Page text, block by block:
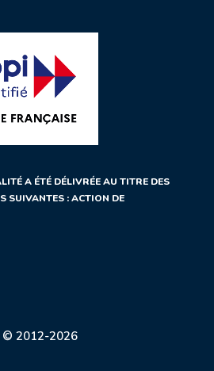
A ÉTÉ DÉLIVRÉE AU TITRE DES
SUIVANTES : ACTION DE
© 2012-2026